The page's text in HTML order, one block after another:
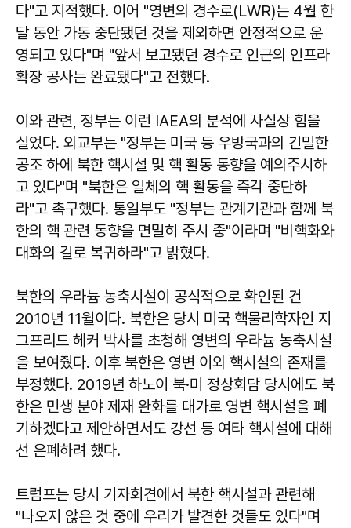
다"고 지적했다. 이어 "영변의 경수로(LWR)는 4월 한
달 동안 가동 중단됐던 것을 제외하면 안정적으로 운
영되고 있다"며 "앞서 보고됐던 경수로 인근의 인프라
확장 공사는 완료됐다"고 전했다.
이와 관련, 정부는 이런 IAEA의 분석에 사실상 힘을
실었다. 외교부는 "정부는 미국 등 우방국과의 긴밀한
공조 하에 북한 핵시설 및 핵 활동 동향을 예의주시하
고 있다"며 "북한은 일체의 핵 활동을 즉각 중단하
라"고 촉구했다. 통일부도 "정부는 관계기관과 함께 북
한의 핵 관련 동향을 면밀히 주시 중"이라며 "비핵화와
대화의 길로 복귀하라"고 밝혔다.
북한의 우라늄 농축시설이 공식적으로 확인된 건
2010년 11월이다. 북한은 당시 미국 핵물리학자인 지
그프리드 헤커 박사를 초청해 영변의 우라늄 농축시설
을 보여줬다. 이후 북한은 영변 이외 핵시설의 존재를
부정했다. 2019년 하노이 북·미 정상회담 당시에도 북
한은 민생 분야 제재 완화를 대가로 영변 핵시설을 폐
기하겠다고 제안하면서도 강선 등 여타 핵시설에 대해
선 은폐하려 했다.
트럼프는 당시 기자회견에서 북한 핵시설과 관련해
"나오지 않은 것 중에 우리가 발견한 것들도 있다"며